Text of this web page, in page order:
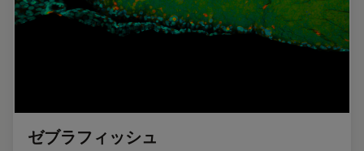
ゼブラフィッシュ